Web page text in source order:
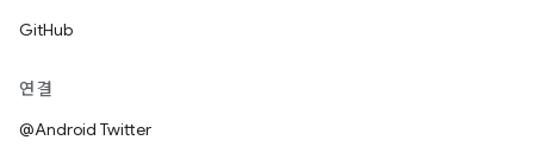
GitHub
연결
@Android Twitter